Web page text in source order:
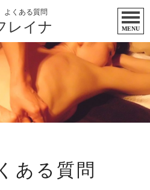
よくある質問
レイナ MENU
ある質問